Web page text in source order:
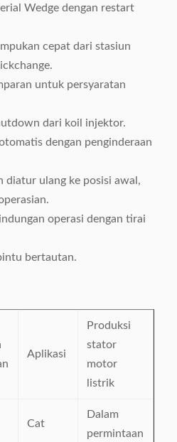
Wedge dengan restart
cepat dari stasiun
untuk persyaratan
dari koil injektor.
dengan penginderaan
diatur ulang ke posisi awal,
operasi dengan tirai
bertautan.
Aplikasi
Produksi
stator
motor
listrik
Cat
Dalam
permintaan